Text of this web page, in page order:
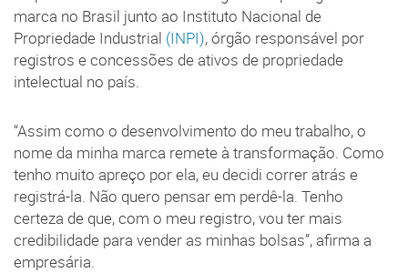
marca no Brasil junto ao Instituto Nacional de
Propriedade Industrial (INPI), órgão responsável por
registros e concessões de ativos de propriedade
intelectual no país.
“Assim como o desenvolvimento do meu trabalho, o
nome da minha marca remete à transformação. Como
tenho muito apreço por ela, eu decidi correr atrás e
registrá-la. Não quero pensar em perdê-la. Tenho
certeza de que, com o meu registro, vou ter mais
credibilidade para vender as minhas bolsas”, afirma a
empresária.